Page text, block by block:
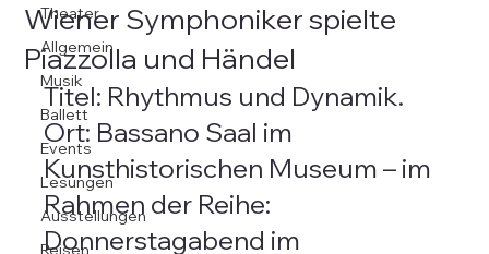
Theater
Allgemein
Musik
Ballett
Events
Lesungen
Ausstellungen
Reisen
Wiener Symphoniker spielte
Piazzolla und Händel
Titel: Rhythmus und Dynamik.
Ort: Bassano Saal im
Kunsthistorischen Museum – im
Rahmen der Reihe:
Donnerstagabend im